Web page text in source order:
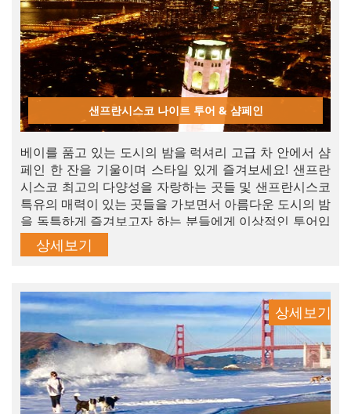
샌프란시스코 나이트 투어 & 샴페인
베이를 품고 있는 도시의 밤을 럭셔리 고급 차 안에서 샴
페인 한 잔을 기울이며 스타일 있게 즐겨보세요! 샌프란
시스코 최고의 다양성을 자랑하는 곳들 및 샌프란시스코
특유의 매력이 있는 곳들을 가보면서 아름다운 도시의 밤
을 독특하게 즐겨보고자 하는 분들에게 이상적인 투어입
니다.상세보기
상세보기